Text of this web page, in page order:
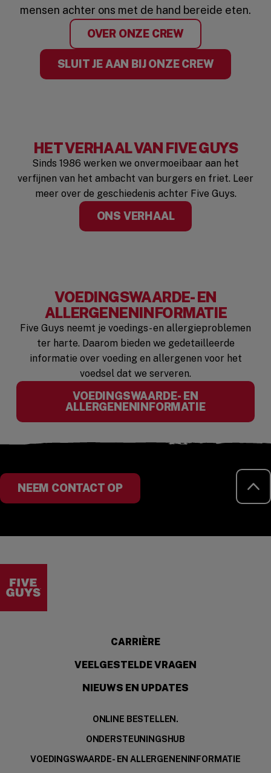
mensen achter ons met de hand bereide eten.
OVER ONZE CREW
SLUIT JE AAN BIJ ONZE CREW
HET VERHAAL VAN FIVE GUYS
Sinds 1986 werken we onvermoeibaar aan het
verfijnen van het ambacht van burgers en friet. Leer
meer over de geschiedenis achter Five Guys.
ONS VERHAAL
VOEDINGSWAARDE- EN
ALLERGENENINFORMATIE
Five Guys neemt je voedings- en allergieproblemen
ter harte. Daarom bieden we gedetailleerde
informatie over voeding en allergenen voor het
voedsel dat we serveren.
VOEDINGSWAARDE- EN
ALLERGENENINFORMATIE(OPENS IN
NEEM CONTACT OP
CARRIÈRE
VEELGESTELDE VRAGEN
NIEUWS EN UPDATES
ONLINE BESTELLEN.
ONDERSTEUNINGSHUB
VOEDINGSWAARDE- EN ALLERGENENINFORMATIE